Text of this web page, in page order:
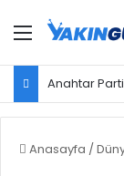
Menü
Anasayfa /